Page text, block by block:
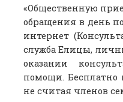
«Общественную
обращения в день
интернет
служба Елицы,
оказании
помощи.
не считая членов